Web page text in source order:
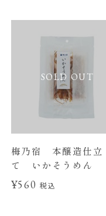
SOLD OUT
梅乃宿 本醸造仕立
て いかそうめん
¥560税込